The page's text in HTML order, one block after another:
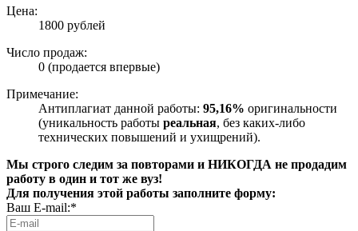
Цена:
1800 рублей
Число продаж:
0 (продается впервые)
Примечание:
Антиплагиат данной работы: 95,16% оригинальности
(уникальность работы реальная, без каких-либо
технических повышений и ухищрений).
Мы строго следим за повторами и НИКОГДА не продадим
работу в один и тот же вуз!
Для получения этой работы заполните форму:
Ваш E-mail:*